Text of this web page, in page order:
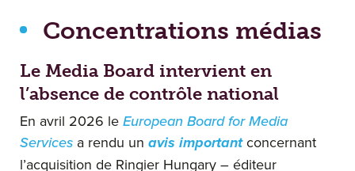
Concentrations médias
Le Media Board intervient en
l’absence de contrôle national
En avril 2026 le European Board for Media
Services a rendu un avis importantconcernant
l’acquisition de Ringier Hungary – éditeur